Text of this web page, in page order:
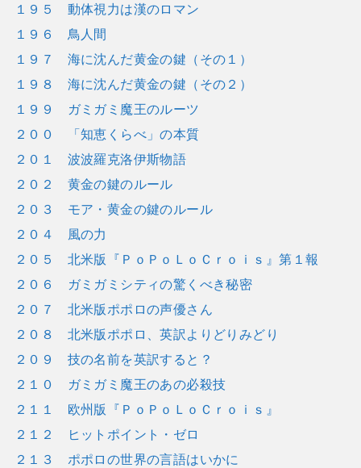
１９５ 動体視力は漢のロマン
１９６ 鳥人間
１９７ 海に沈んだ黄金の鍵（その１）
１９８ 海に沈んだ黄金の鍵（その２）
１９９ ガミガミ魔王のルーツ
２００ 「知恵くらべ」の本質
２０１ 波波羅克洛伊斯物語
２０２ 黄金の鍵のルール
２０３ モア・黄金の鍵のルール
２０４ 風の力
２０５ 北米版『ＰｏＰｏＬｏＣｒｏｉｓ』第１報
２０６ ガミガミシティの驚くべき秘密
２０７ 北米版ポポロの声優さん
２０８ 北米版ポポロ、英訳よりどりみどり
２０９ 技の名前を英訳すると？
２１０ ガミガミ魔王のあの必殺技
２１１ 欧州版『ＰｏＰｏＬｏＣｒｏｉｓ』
２１２ ヒットポイント・ゼロ
２１３ ポポロの世界の言語はいかに